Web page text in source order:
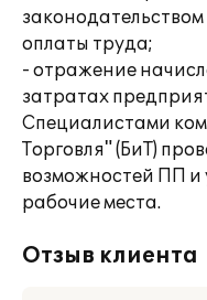
оплаты труда;
- отражение
затратах
Специалистами
Торговля" (БиТ)
возможностей ПП и
рабочие места.
Отзыв клиента